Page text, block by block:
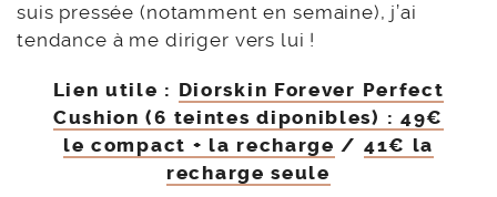
suis pressée (notamment en semaine), j’ai
tendance à me diriger vers lui !
Lien utile : Diorskin Forever Perfect
Cushion (6 teintes diponibles) : 49€
le compact + la recharge / 41€ la
recharge seule